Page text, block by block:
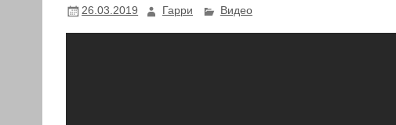
26.03.2019 Гарри Видео